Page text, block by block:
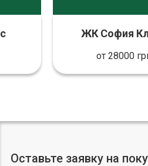
ЖК София
от 28000
Оставьте заявку на